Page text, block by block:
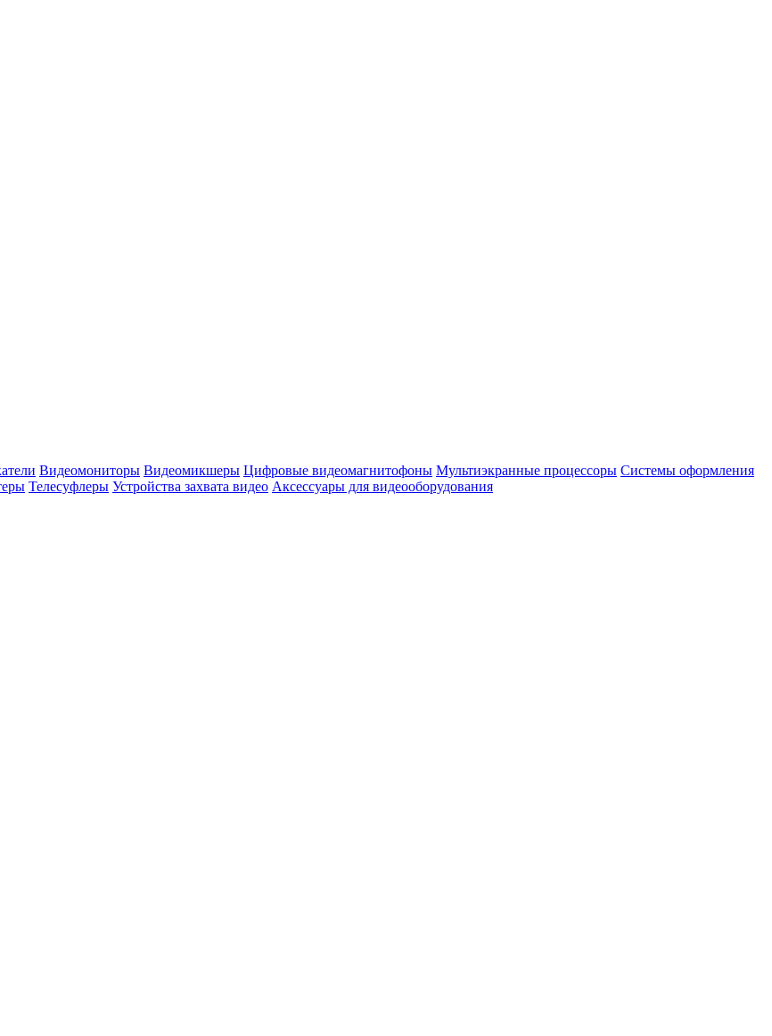
Видеомониторы Видеомикшеры Цифровые видеомагнитофоны Мультиэкранные процессоры Системы оформления
Телесуфлеры Устройства захвата видео Аксессуары для видеооборудования